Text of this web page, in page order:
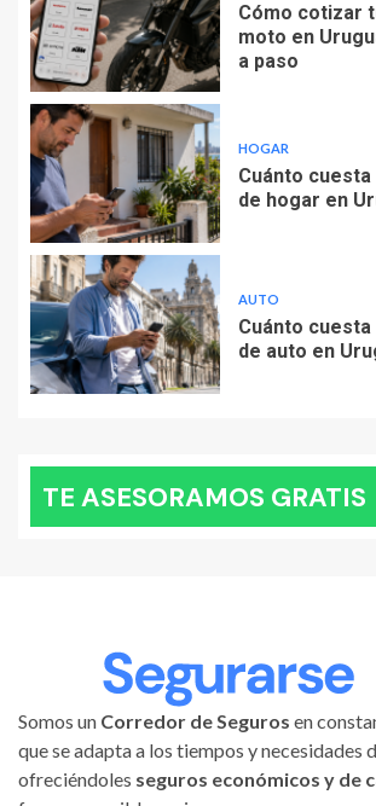
Cómo cotizar
moto en
a paso
HOGAR
Cuánto
de hogar en
AUTO
Cuánto
de auto en
TE ASESORAMOS GRATIS
Somos un Corredor de Seguros en
que se adapta a los tiempos y necesidades
ofreciéndoles seguros económicos y de